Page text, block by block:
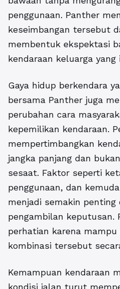
penggunaan. Panther
keseimbangan tersebut
membentuk ekspektasi
kendaraan keluarga yang
Gaya hidup berkendara
bersama Panther juga
perubahan cara
kepemilikan kendaraan.
mempertimbangkan
jangka panjang dan
sesaat. Faktor seperti
penggunaan, dan
menjadi semakin penting
pengambilan keputusan.
perhatian karena mampu
kombinasi tersebut
Kemampuan kendaraan